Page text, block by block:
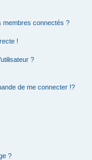
membres connectés ?
!
?
de me connecter !?
?